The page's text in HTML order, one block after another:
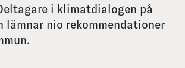
i klimatdialogen på
lämnar nio rekommendationer